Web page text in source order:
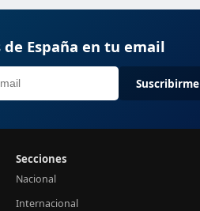
España en tu email
Suscribirme
Secciones
Nacional
Internacional